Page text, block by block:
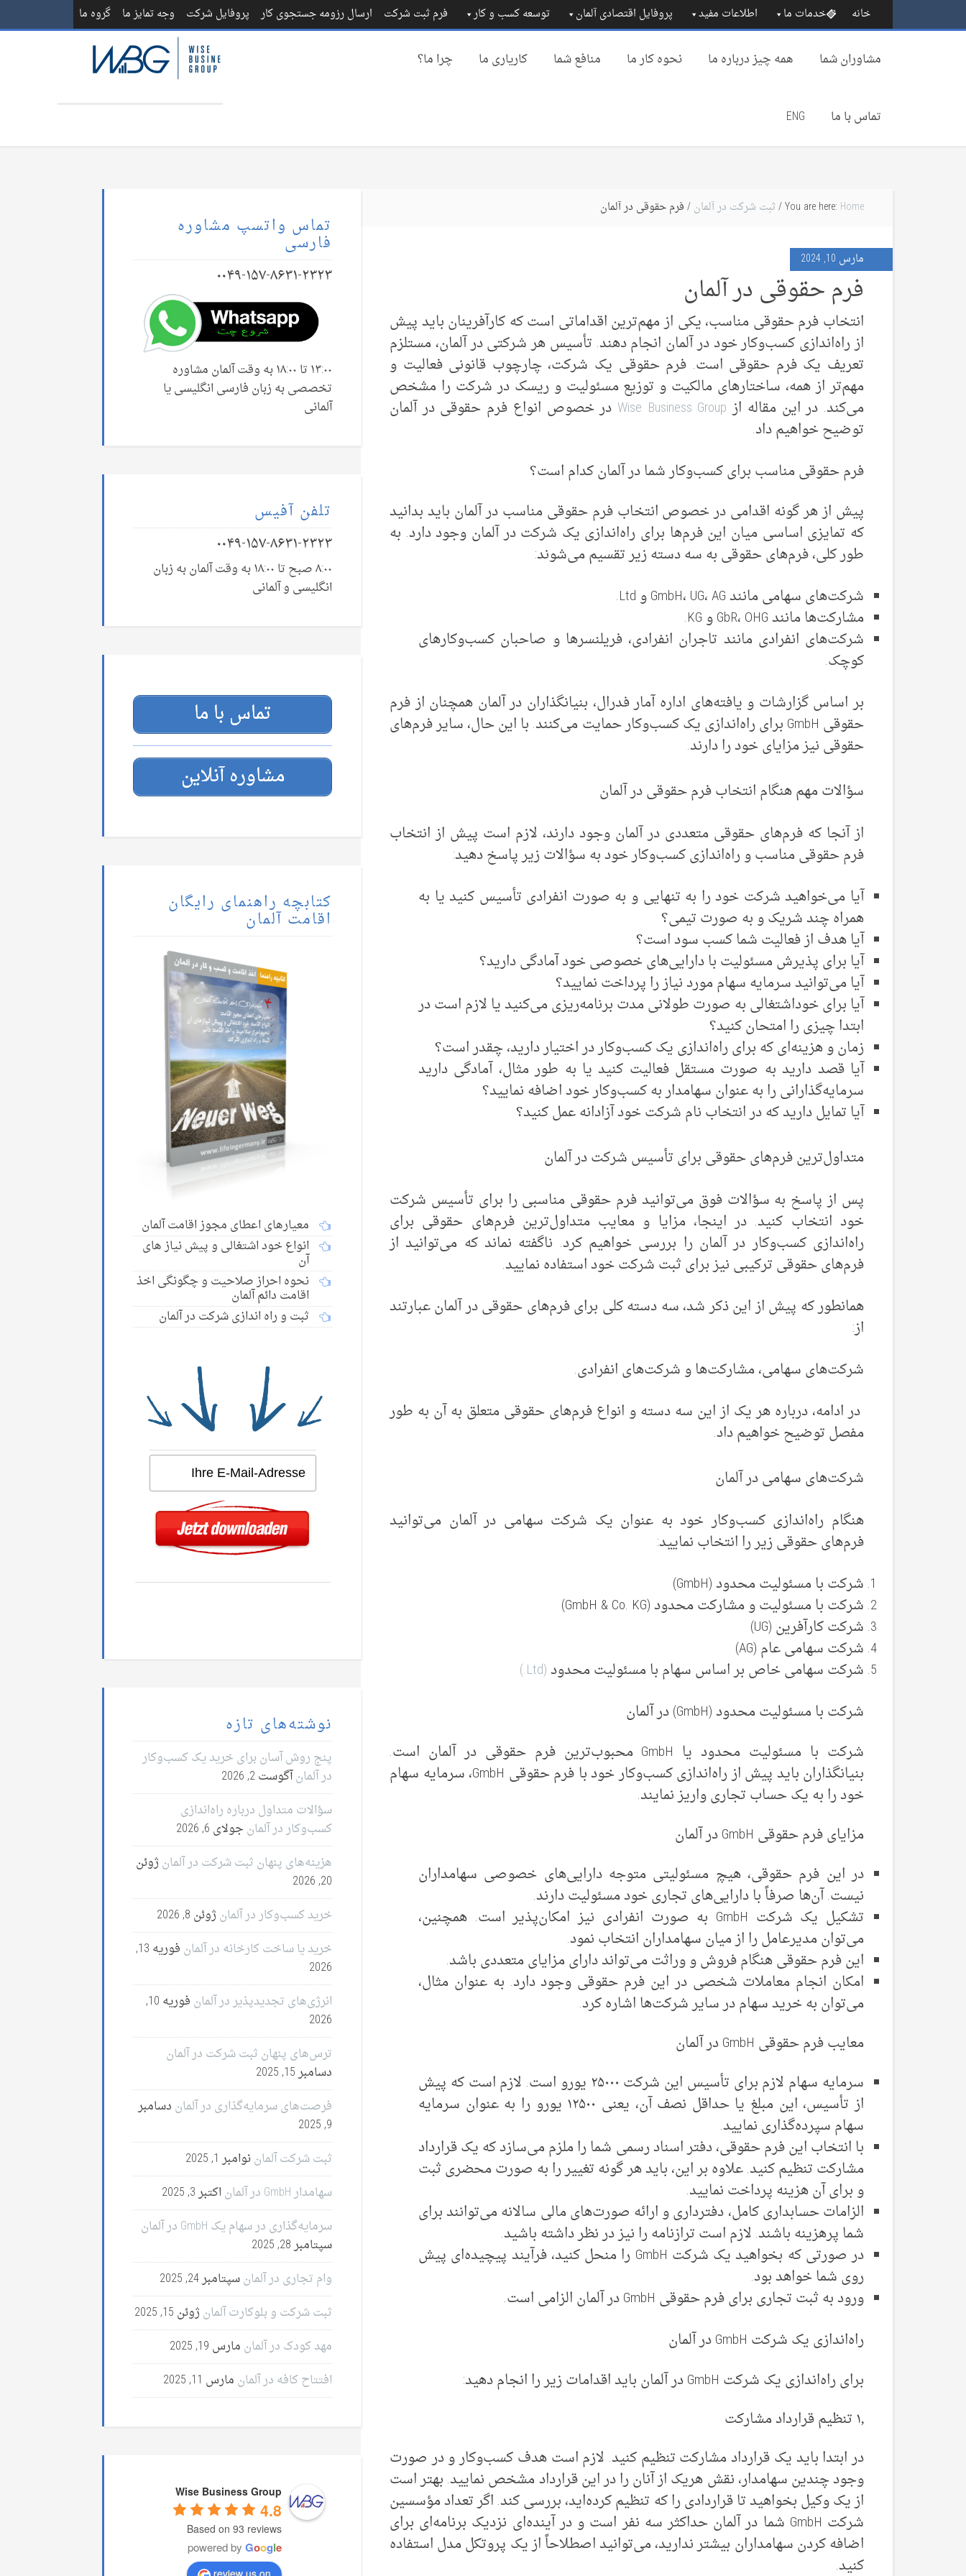
خانه خدمات ما اطلاعات مفید پروفایل اقتصادی آلمان توسعه کسب و کار فرم ثبت شرکت ارسال رزومه جستجوی کار پروفایل شرکت وجه تمایز ما گروه ما
مشاوران شما همه چیز درباره‌ ما نحوه کار ما منافع شما کاریاری ما چرا ما؟
تماس با ما ENG
You are here: Home
/ثبت شرکت در آلمان/ فرم‌ حقوقی در آلمان
مارس 10, 2024
فرم‌ حقوقی در آلمان
انتخاب فرم حقوقی مناسب، یکی از مهم‌ترین اقداماتی است که کارآفرینان باید پیش
از راه‌اندازی کسب‌وکار خود در آلمان انجام دهند. تأسیس هر شرکتی در آلمان، مستلزم
تعریف یک فرم حقوقی است. فرم حقوقی یک شرکت، چارچوب قانونی فعالیت و
مهم‌تر از همه، ساختارهای مالکیت و توزیع مسئولیت و ریسک در شرکت را مشخص
می‌کند. در این مقاله از Wise Business Group در خصوص انواع فرم‌ حقوقی در آلمان
توضیح خواهیم داد.
فرم حقوقی مناسب برای کسب‌وکار شما در آلمان کدام است؟
پیش از هر گونه اقدامی در خصوص انتخاب فرم حقوقی مناسب در آلمان باید بدانید
که تمایزی اساسی میان این فرم‌ها برای راه‌اندازی یک شرکت در آلمان وجود دارد. به
طور کلی، فرم‌های حقوقی به سه دسته زیر تقسیم می‌شوند:
شرکت‌های سهامی مانند GmbH، UG، AG و Ltd.
مشارکت‌ها مانند GbR، OHG و KG.
شرکت‌های انفرادی مانند تاجران انفرادی، فریلنسرها و صاحبان کسب‌وکارهای
کوچک.
بر اساس گزارشات و یافته‌های اداره آمار فدرال، بنیانگذاران در آلمان همچنان از فرم
حقوقی GmbH برای راه‌اندازی یک کسب‌وکار حمایت می‌کنند. با این حال، سایر فرم‌های
حقوقی نیز مزایای خود را دارند.
سؤالات مهم هنگام انتخاب فرم حقوقی در آلمان
از آنجا که فرم‌های حقوقی متعددی در آلمان وجود دارند، لازم است پیش از انتخاب
فرم حقوقی مناسب و راه‌اندازی کسب‌وکار خود به سؤالات زیر پاسخ دهید:
آیا می‌خواهید شرکت خود را به تنهایی و به صورت انفرادی تأسیس کنید یا به
همراه چند شریک و به صورت تیمی؟
آیا هدف از فعالیت شما کسب سود است؟
آیا برای پذیرش مسئولیت با دارایی‌های خصوصی خود آمادگی دارید؟
آیا می‌توانید سرمایه سهام مورد نیاز را پرداخت نمایید؟
آیا برای خوداشتغالی به صورت طولانی مدت برنامه‌ریزی می‌کنید یا لازم است در
ابتدا چیزی را امتحان کنید؟
زمان و هزینه‌ای که برای راه‌اندازی یک کسب‌وکار در اختیار دارید، چقدر است؟
آیا قصد دارید به صورت مستقل فعالیت کنید یا به طور مثال، آمادگی دارید
سرمایه‌گذارانی را به عنوان سهامدار به کسب‌وکار خود اضافه نمایید؟
آیا تمایل دارید که در انتخاب نام شرکت خود آزادانه عمل کنید؟
متداول‌ترین فرم‌های حقوقی برای تأسیس شرکت در آلمان
پس از پاسخ به سؤالات فوق می‌توانید فرم حقوقی مناسبی را برای تأسیس شرکت
خود انتخاب کنید. در اینجا، مزایا و معایب متداول‌ترین فرم‌های حقوقی برای
راه‌اندازی کسب‌وکار در آلمان را بررسی خواهیم کرد. ناگفته نماند که می‌توانید از
فرم‌های حقوقی ترکیبی نیز برای ثبت شرکت خود استفاده نمایید.
همانطور که پیش از این ذکر شد، سه دسته کلی برای فرم‌های حقوقی در آلمان عبارتند
از:
شرکت‌های سهامی، مشارکت‌ها و شرکت‌های انفرادی.
در ادامه، درباره هر یک از این سه دسته و انواع فرم‌های حقوقی متعلق به آن‌ به طور
مفصل توضیح خواهیم داد.
شرکت‌های سهامی در آلمان
هنگام راه‌اندازی کسب‌وکار خود به عنوان یک شرکت سهامی در آلمان می‌توانید
فرم‌های حقوقی زیر را انتخاب نمایید:
شرکت با مسئولیت محدود (GmbH)
شرکت با مسئولیت و مشارکت محدود (GmbH & Co. KG)
شرکت کارآفرین (UG)
شرکت سهامی عام (AG)
شرکت سهامی خاص بر اساس سهام با مسئولیت محدود(Ltd.)
شرکت با مسئولیت محدود (GmbH) در آلمان
شرکت با مسئولیت محدود یا GmbH محبوب‌ترین فرم حقوقی در آلمان است.
بنیانگذاران باید پیش از راه‌اندازی کسب‌وکار خود با فرم حقوقی GmbH، سرمایه سهام
خود را به یک حساب تجاری واریز نمایند.
مزایای فرم حقوقی GmbH در آلمان
در این فرم حقوقی، هیچ مسئولیتی متوجه دارایی‌های خصوصی سهامداران
نیست. آن‌ها صرفاً با دارایی‌های تجاری خود مسئولیت دارند.
تشکیل یک شرکت GmbH به صورت انفرادی نیز امکان‌پذیر است. همچنین،
می‌توان مدیرعامل را از میان سهامداران انتخاب نمود.
این فرم حقوقی هنگام فروش و وراثت می‌تواند دارای مزایای متعددی باشد.
امکان انجام معاملات شخصی در این فرم حقوقی وجود دارد. به عنوان مثال،
می‌توان به خرید سهام در سایر شرکت‌ها اشاره کرد.
معایب فرم حقوقی GmbH در آلمان
سرمایه سهام لازم برای تأسیس این شرکت ۲۵۰۰۰ یورو است. لازم است که پیش
از تأسیس، این مبلغ یا حداقل نصف آن، یعنی ۱۲۵۰۰ یورو را به عنوان سرمایه
سهام سپرده‌گذاری نمایید.
با انتخاب این فرم حقوقی، دفتر اسناد رسمی شما را ملزم می‌سازد که یک قرارداد
مشارکت تنظیم کنید. علاوه بر این، باید هر گونه تغییر را به صورت محضری ثبت
و برای آن هزینه پرداخت نمایید.
الزامات حسابداری کامل، دفترداری و ارائه صورت‌های مالی سالانه می‌توانند برای
شما پرهزینه باشند. لازم است ترازنامه را نیز در نظر داشته باشید.
در صورتی که بخواهید یک شرکت GmbH را منحل کنید، فرآیند پیچیده‌ای پیش
روی شما خواهد بود.
ورود به ثبت تجاری برای فرم حقوقی GmbH در آلمان الزامی است.
راه‌اندازی یک شرکت GmbH در آلمان
برای راه‌اندازی یک شرکت GmbH در آلمان باید اقدامات زیر را انجام دهید:
۱٫ تنظیم قرارداد مشارکت
در ابتدا باید یک قرارداد مشارکت تنظیم کنید. لازم است هدف کسب‌وکار و در صورت
وجود چندین سهامدار، نقش هریک از آنان را در این قرارداد مشخص نمایید. بهتر است
از یک وکیل بخواهید تا قراردادی را که تنظیم کرده‌اید، بررسی کند. اگر تعداد مؤسسین
شرکت GmbH شما در آلمان حداکثر سه نفر است و در آینده‌ای نزدیک برنامه‌ای برای
اضافه کردن سهامداران بیشتر ندارید، می‌توانید اصطلاحاً از یک پروتکل مدل استفاده
کنید.
تماس واتسپ مشاوره
فارسی
۰۰۴۹-۱۵۷-۸۶۳۱-۲۳۲۳
۱۳:۰۰ تا ۱۸:۰۰ به وقت آلمان مشاوره
تخصصی به زبان فارسی انگلیسی یا
آلمانی
تلفن آفیس
۰۰۴۹-۱۵۷-۸۶۳۱-۲۳۲۳
۸:۰۰ صبح تا ۱۸:۰۰ به وقت آلمان به زبان
انگلیسی و آلمانی
تماس با ما
مشاوره آنلاین
کتابچه راهنمای رایگان
اقامت آلمان
معیارهای اعطای مجوز اقامت آلمان
انواع خود اشتغالی و پیش نیاز های
آن
نحوه احراز صلاحیت و چگونگی اخذ
اقامت دائم آلمان
ثبت و راه اندازی شرکت در آلمان
نوشته‌های تازه
پنج روش آسان برای خرید یک کسب‌وکار
در آلمانآگوست 2, 2026
سؤالات متداول درباره راه‌اندازی
کسب‌وکار در آلمان جولای 6, 2026
هزینه‌های پنهان ثبت شرکت در آلمان ژوئن
20, 2026
خرید کسب‌وکار در آلمان ژوئن 8, 2026
خرید یا ساخت کارخانه در آلمان
فوریه 13,
2026
انرژی‌های تجدیدپذیر در آلمان
فوریه 10,
2026
ترس‌های پنهان ثبت شرکت در آلمان
دسامبر 15, 2025
فرصت‌های سرمایه‌گذاری در آلمان دسامبر
9, 2025
ثبت شرکت آلماننوامبر 1, 2025
سهامدار GmbH در آلمان
اکتبر 3, 2025
سرمایه‌گذاری در سهام یک GmbH در آلمان
سپتامبر 28, 2025
وام تجاری در آلمانسپتامبر 24, 2025
ثبت شرکت و بلوکارت آلمان ژوئن 15, 2025
مهد کودک در آلمان مارس 19, 2025
افتتاح کافه در آلمان مارس 11, 2025
Wise Business Group
4.8
Based on 93 reviews
powered by Google